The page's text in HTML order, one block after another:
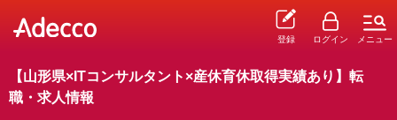
登録 ログイン メニュー
【山形県×ITコンサルタント×産休育休取得実績あり】転
職・求人情報